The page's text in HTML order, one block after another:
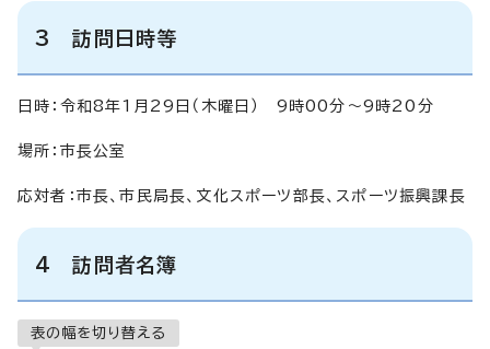
3 訪問日時等
日時：令和8年1月29日（木曜日） 9時00分～9時20分
場所：市長公室
応対者：市長、市民局長、文化スポーツ部長、スポーツ振興課長
4 訪問者名簿
表の幅を切り替える